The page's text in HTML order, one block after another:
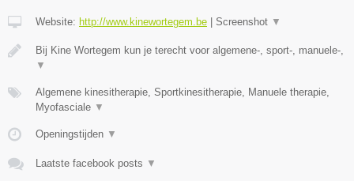
Website: http://www.kinewortegem.be Screenshot ▼
Bij Kine Wortegem kun je terecht voor algemene-, sport-, manuele-,
▼
Algemene kinesitherapie, Sportkinesitherapie, Manuele therapie,
Myofasciale ▼
Openingstijden ▼
Laatste facebook posts ▼